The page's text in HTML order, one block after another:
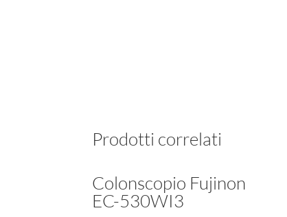
Prodotti correlati
Colonscopio Fujinon
EC-530WI3